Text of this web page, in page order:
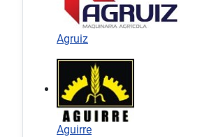
Agruiz
Aguirre